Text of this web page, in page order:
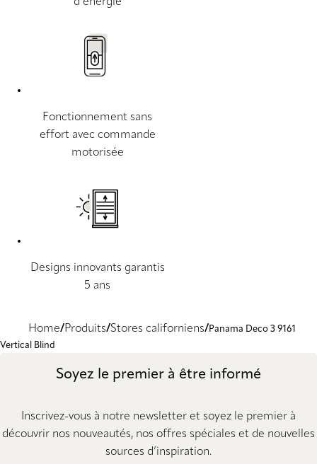
d’énergie
Fonctionnement sans
effort avec commande
motorisée
Designs innovants garantis
5 ans
Home Produits Stores californiens
Panama Deco 3 9161
Vertical Blind
Soyez le premier à être informé
Inscrivez-vous à notre newsletter et soyez le premier à
découvrir nos nouveautés, nos offres spéciales et de nouvelles
sources d’inspiration.